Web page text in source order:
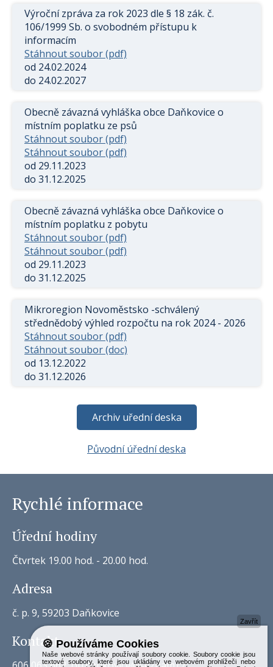
Výroční zpráva za rok 2023 dle § 18 zák. č.
106/1999 Sb. o svobodném přístupu k
informacím
Stáhnout soubor (pdf)
od 24.02.2024
do 24.02.2027
Obecně závazná vyhláška obce Daňkovice o
místním poplatku ze psů
Stáhnout soubor (pdf)
Stáhnout soubor (pdf)
od 29.11.2023
do 31.12.2025
Obecně závazná vyhláška obce Daňkovice o
místním poplatku z pobytu
Stáhnout soubor (pdf)
Stáhnout soubor (pdf)
od 29.11.2023
do 31.12.2025
Mikroregion Novoměstsko -schválený
střednědobý výhled rozpočtu na rok 2024 - 2026
Stáhnout soubor (pdf)
Stáhnout soubor (doc)
od 13.12.2022
do 31.12.2026
Archiv uřední deska
Původní úřední deska
Rychlé informace
Úřední hodiny
Čtvrtek 19.00 hod. - 20.00 hod.
Adresa
č. p. 9, 59203 Daňkovice
Kontakt
Zavřít
🍪 Používáme Cookies
Naše webové stránky používají soubory cookie. Soubory cookie jsou
textové soubory, které jsou ukládány ve webovém prohlížeči nebo